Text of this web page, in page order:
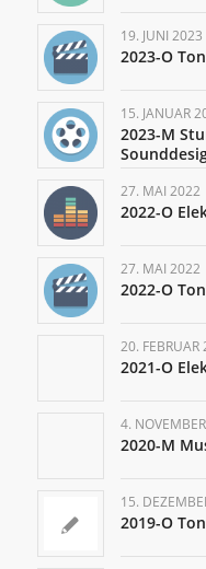
19. JUNI 2023
2023-O
15. JANUAR
2023-M
27. MAI 2022
2022-O
27. MAI 2022
2022-O
20. FEBRUAR
2021-O
4.
2020-M
15.
2019-O